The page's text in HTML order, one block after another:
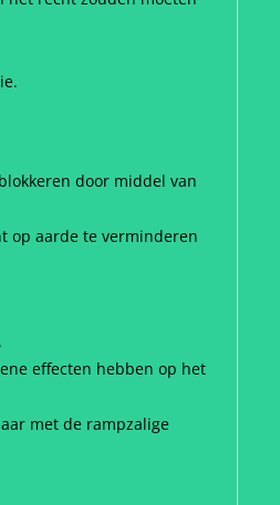
door middel van
op aarde te verminderen
effecten hebben op het
met de rampzalige